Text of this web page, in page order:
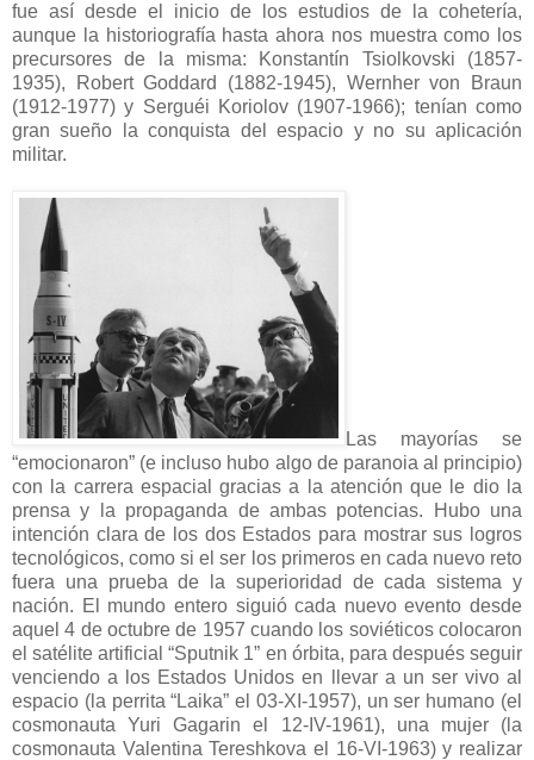
fue así desde el inicio de los estudios de la cohetería,
aunque la historiografía hasta ahora nos muestra como los
precursores de la misma: Konstantín Tsiolkovski (1857-
1935), Robert Goddard (1882-1945), Wernher von Braun
(1912-1977) y Serguéi Koriolov (1907-1966); tenían como
gran sueño la conquista del espacio y no su aplicación
militar.
Las mayorías se
“emocionaron” (e incluso hubo algo de paranoia al principio)
con la carrera espacial gracias a la atención que le dio la
prensa y la propaganda de ambas potencias. Hubo una
intención clara de los dos Estados para mostrar sus logros
tecnológicos, como si el ser los primeros en cada nuevo reto
fuera una prueba de la superioridad de cada sistema y
nación. El mundo entero siguió cada nuevo evento desde
aquel 4 de octubre de 1957 cuando los soviéticos colocaron
el satélite artificial “Sputnik 1” en órbita, para después seguir
venciendo a los Estados Unidos en llevar a un ser vivo al
espacio (la perrita “Laika” el 03-XI-1957), un ser humano (el
cosmonauta Yuri Gagarin el 12-IV-1961), una mujer (la
cosmonauta Valentina Tereshkova el 16-VI-1963) y realizar